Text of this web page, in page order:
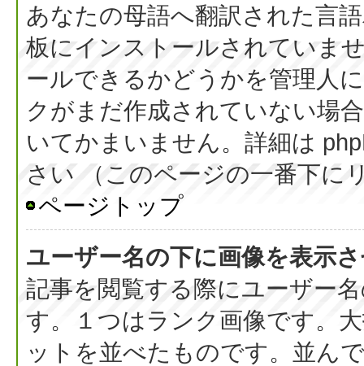
あなたの母語へ翻訳された言
板にインストールされていま
ールできるかどうかを管理人
クがまだ作成されていない場
いてかまいません。詳細は
さい （このページの一番下に
ページトップ
ユーザー名の下に画像を表示
記事を閲覧する際にユーザー
す。１つはランク画像です。
ットを並べたものです。並ん